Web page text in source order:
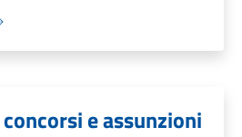
e assunzioni